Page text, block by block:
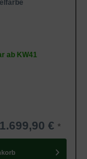
ab KW41
1.699,90 €